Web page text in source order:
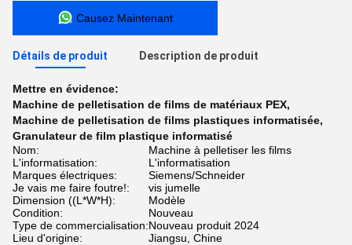
Causez Maintenant
Détails de produit Description de produit
Mettre en évidence:
Machine de pelletisation de films de matériaux PEX,
Machine de pelletisation de films plastiques informatisée,
Granulateur de film plastique informatisé
Nom:
Machine à pelletiser les films
L'informatisation:
L'informatisation
Marques électriques:
Siemens/Schneider
Je vais me faire foutre!:
vis jumelle
Dimension ((L*W*H):
Modèle
Condition:
Nouveau
Type de commercialisation:Nouveau produit 2024
Lieu d'origine:
Jiangsu, Chine